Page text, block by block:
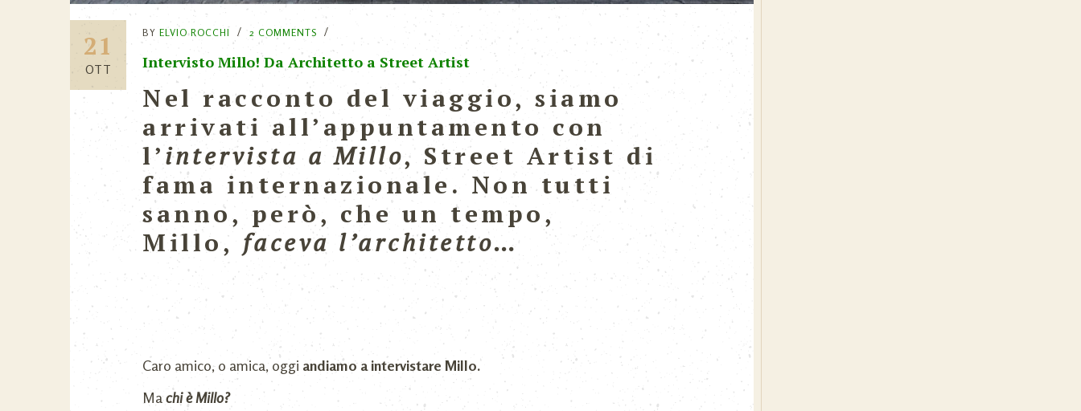
21
OTT
BY ELVIO ROCCHI 2 COMMENTS
Intervisto Millo! Da Architetto a Street Artist
Nel racconto del viaggio, siamo
arrivati all’appuntamento con
l’intervista a Millo, Street Artist di
fama internazionale. Non tutti
sanno, però, che un tempo,
Millo, faceva l’architetto…
Caro amico, o amica, oggi andiamo a intervistare Millo.
Machi è Millo?